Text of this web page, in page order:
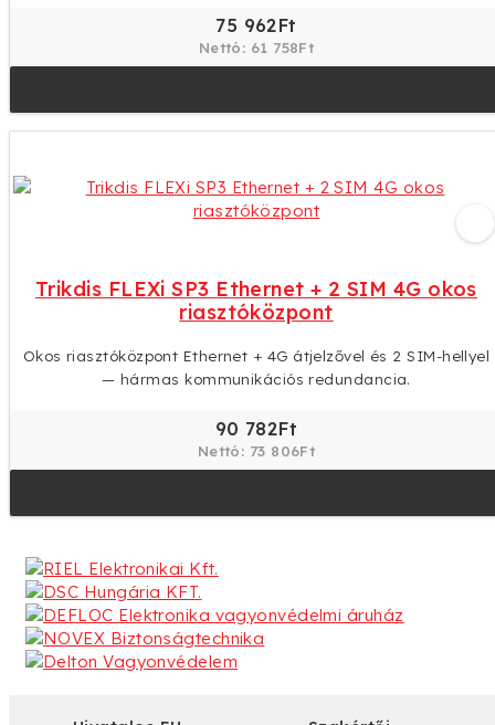
Trikdis FLEXi SP3 Ethernet + 4G okos
riasztóközpont
internet és mobilhálózati tartalék egyben.
Trikdis FLEXi SP3 Ethernet + 2 SIM 4G okos
Okos riasztóközpont Ethernet + 4G átjelzővel és 2 SIM-hellyel
— hármas kommunikációs redundancia.
90 782Ft
Nettó: 73 806Ft